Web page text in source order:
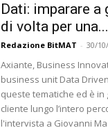
Dati: imparare
di volta per una...
Redazione BitMAT - 30/
Axiante, Business
business unit Data
queste tematiche ed è
cliente lungo l’intero
l'intervista a Giovanni